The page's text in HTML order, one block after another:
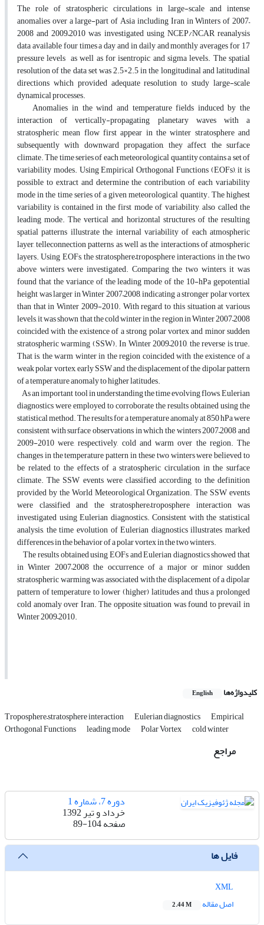
The role of stratospheric circulations in large-scale and intense
anomalies over a large-part of Asia including Iran in Winters of 2007–
2008 and 2009–2010 was investigated using NCEP/NCAR reanalysis
data available four times a day and in daily and monthly averages for 17
pressure levels as well as for isentropic and sigma levels. The spatial
resolution of the data set was 2.5×2.5 in the longitudinal and latitudinal
directions which provided adequate resolution to study large-scale
dynamical processes.
Anomalies in the wind and temperature fields induced by the
interaction of vertically-propagating planetary waves with a
stratospheric mean flow first appear in the winter stratosphere and
subsequently with downward propagation, they affect the surface
climate. The time series of each meteorological quantity contains a set of
variability modes. Using Empirical Orthogonal Functions (EOFs), it is
possible to extract and determine the contribution of each variability
mode in the time series of a given meteorological quantity. The highest
variability is contained in the first mode of variability, also called the
leading mode. The vertical and horizontal structures of the resulting
spatial patterns illustrate the internal variability of each atmospheric
layer, telleconnection patterns as well as the interactions of atmospheric
layers. Using EOFs, the stratosphere–troposphere interactions in the two
above winters were investigated. Comparing the two winters, it was
found that the variance of the leading mode of the 10-hPa gepotential
height was larger in Winter 2007–2008, indicating a stronger polar vortex
than that in Winter 2009-2010. With regard to this situation at various
levels, it was shown that the cold winter in the region in Winter 2007–2008
coincided with the existence of a strong polar vortex and minor sudden
stratospheric warming (SSW). In Winter 2009–2010, the reverse is true.
That is, the warm winter in the region coincided with the existence of a
weak polar vortex, early SSW and the displacement of the dipolar pattern
of a temperature anomaly to higher latitudes.
As an important tool in understanding the time evolving flows, Eulerian
diagnostics were employed to corroborate the results obtained using the
statistical method. The results for a temperature anomaly at 850 hPa were
consistent with surface observations in which the winters 2007–2008 and
2009-2010 were, respectively, cold and warm over the region. The
changes in the temperature pattern in these two winters were believed to
be related to the effects of a stratospheric circulation in the surface
climate. The SSW events were classified according to the definition
provided by the World Meteorological Organization. The SSW events
were classified and the stratosphere–troposphere interaction was
investigated using Eulerian diagnostics. Consistent with the statistical
analysis, the time evolution of Eulerian diagnostics illustrates marked
differences in the behavior of a polar vortex in the two winters.
The results obtained using EOFs and Eulerian diagnostics showed that
in Winter 2007–2008 the occurrence of a major or minor sudden
stratospheric warming was associated with the displacement of a dipolar
pattern of temperature to lower (higher) latitudes and thus a prolonged
cold anomaly over Iran. The opposite situation was found to prevail in
Winter 2009–2010.
کلیدواژه‌ها English
Troposphere–stratosphere interaction Eulerian diagnostics Empirical
Orthogonal Functions leading mode Polar Vortex cold winter
مراجع
دوره 7، شماره 1
خرداد و تیر 1392
صفحه89-104
فایل ها
اصل مقاله
2.44 M